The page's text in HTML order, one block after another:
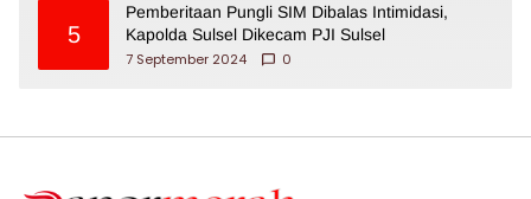
5
Pemberitaan Pungli SIM Dibalas Intimidasi,
Kapolda Sulsel Dikecam PJI Sulsel
7 September 2024
0